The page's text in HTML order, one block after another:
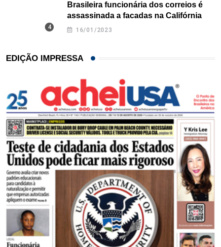
Brasileira funcionária dos correios é
assassinada a facadas na Califórnia
16/01/2023
EDIÇÃO IMPRESSA